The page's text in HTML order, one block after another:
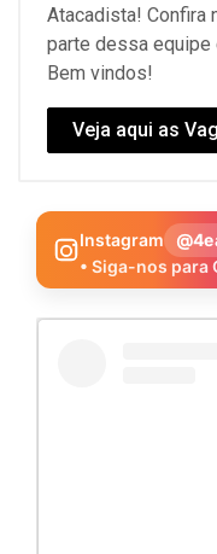
Atacadista! Confira
parte dessa equipe
Bem vindos!
Veja aqui as
Instagram
• Siga-nos para